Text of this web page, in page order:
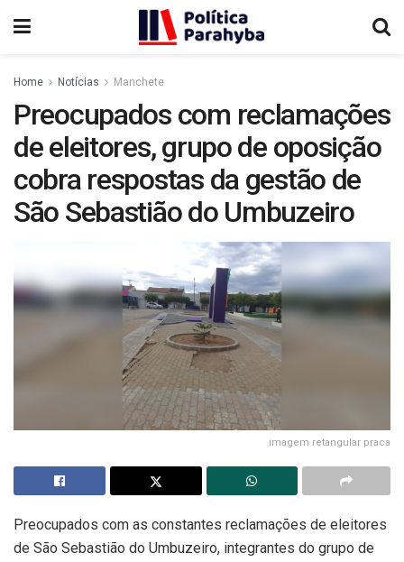
Home Notícias Manchete
Preocupados com reclamações
de eleitores, grupo de oposição
cobra respostas da gestão de
São Sebastião do Umbuzeiro
imagem retangular praca
Preocupados com as constantes reclamações de eleitores
de São Sebastião do Umbuzeiro, integrantes do grupo de